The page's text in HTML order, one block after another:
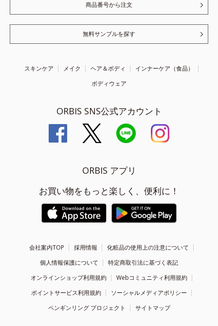
商品番号から注文
無料サンプルを探す
スキンケア メイク ヘア＆ボディ
インナーケア（食品）
ボディウェア
ORBIS SNS公式アカウント
ORBIS アプリ
お買い物をもっと楽しく、便利に！
会社案内TOP 採用情報
化粧品の使用上の注意について
個人情報保護について
特定商取引法に基づく表記
オンラインショップ利用規約
Webコミュニティ利用規約
ポイントサービス利用規約
ソーシャルメディアポリシー
ペンギンリング プロジェクト
サイトマップ